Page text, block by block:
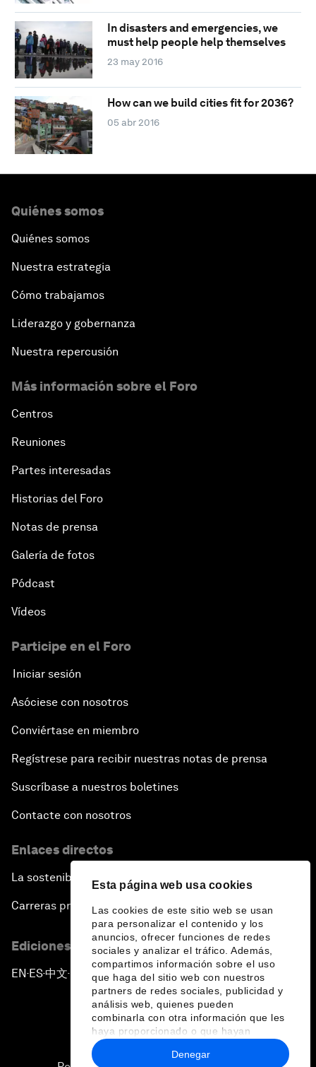
Esta página web usa cookies
Las cookies de este sitio web se usan
para personalizar el contenido y los
anuncios, ofrecer funciones de redes
sociales y analizar el tráfico. Además,
compartimos información sobre el uso
que haga del sitio web con nuestros
partners de redes sociales, publicidad y
análisis web, quienes pueden
combinarla con otra información que les
haya proporcionado o que hayan
recopilado a partir del uso que haya
hecho de sus servicios.
Denegar
In disasters and emergencies, we
must help people help themselves
23 may 2016
How can we build cities fit for 2036?
05 abr 2016
Quiénes somos
Quiénes somos
Nuestra estrategia
Cómo trabajamos
Liderazgo y gobernanza
Nuestra repercusión
Más información sobre el Foro
Centros
Reuniones
Partes interesadas
Historias del Foro
Notas de prensa
Galería de fotos
Pódcast
Vídeos
Participe en el Foro
Iniciar sesión
Asóciese con nosotros
Conviértase en miembro
Regístrese para recibir nuestras notas de prensa
Suscríbase a nuestros boletines
Contacte con nosotros
Enlaces directos
La sostenibilidad en el Foro
Carreras profesionales
Ediciones en otros idiomas
EN ▪ES▪中文▪ 日本語